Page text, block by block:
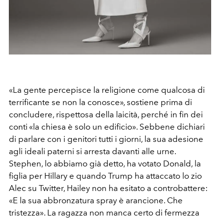
«La gente percepisce la religione come qualcosa di
terrificante se non la conosce», sostiene prima di
concludere, rispettosa della laicità, perché in fin dei
conti «la chiesa è solo un edificio». Sebbene dichiari
di parlare con i genitori tutti i giorni, la sua adesione
agli ideali paterni si arresta davanti alle urne.
Stephen, lo abbiamo già detto, ha votato Donald, la
figlia per Hillary e quando Trump ha attaccato lo zio
Alec su Twitter, Hailey non ha esitato a controbattere:
«E la sua abbronzatura spray è arancione. Che
tristezza». La ragazza non manca certo di fermezza